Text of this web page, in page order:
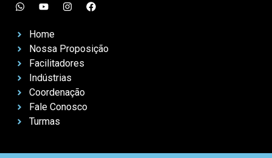
Home
Nossa Proposição
Facilitadores
Indústrias
Coordenação
Fale Conosco
Turmas